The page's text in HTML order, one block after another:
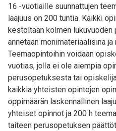
16 -vuotiaille suunnattujen
laajuus on 200 tuntia. Kaikki
kestoltaan kolmen lukuvuoden
annetaan monimateriaalisina
Teemaopintoihin voidaan
vuotias, jolla ei ole aiempia
perusopetuksesta tai
kaikkia yhteisten opintojen
oppimäärän laskennallinen
yhteiset opinnot ja 200 h
taiteen perusopetuksen